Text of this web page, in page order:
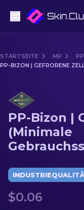
Mittelklasse
Gewehr
Messer
Handschuh
Kisten
STARTSEITE MP
PP-BIZON | GEFRORENE
PP-Bizon |
(Minimale
$0.06